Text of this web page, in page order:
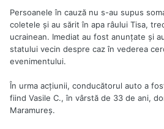
Persoanele în cauză nu s-au supus
coletele şi au sărit în apa râului Tisa,
ucrainean. Imediat au fost anunţate şi
statului vecin despre caz în vederea
evenimentului.
În urma acţiunii, conducătorul auto a
fiind Vasile C., în vârstă de 33 de ani,
Maramureş.